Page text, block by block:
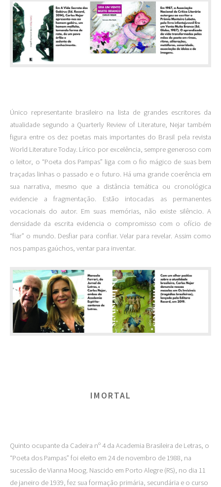
Único representante brasileiro na lista de grandes escritores da
atualidade segundo a Quarterly Review of Literature, Nejar também
figura entre os dez poetas mais importantes do Brasil pela revista
World Literature Today. Lírico por excelência, sempre generoso com
o leitor, o “Poeta dos Pampas” liga com o fio mágico de suas bem
traçadas linhas o passado e o futuro. Há uma grande coerência em
sua narrativa, mesmo que a distância temática ou cronológica
evidencie a fragmentação. Estão intocadas as permanentes
vocacionais do autor. Em suas memórias, não existe silêncio. A
densidade da escrita evidencia o compromisso com o ofício de
“fiar” o mundo. Desfiar para confiar. Velar para revelar. Assim como
nos pampas gaúchos, ventar para inventar.
IMORTAL
Quinto ocupante da Cadeira nº 4 da Academia Brasileira de Letras, o
“Poeta dos Pampas” foi eleito em 24 de novembro de 1988, na
sucessão de Vianna Moog. Nascido em Porto Alegre (RS), no dia 11
de janeiro de 1939, fez sua formação primária, secundária e o curso